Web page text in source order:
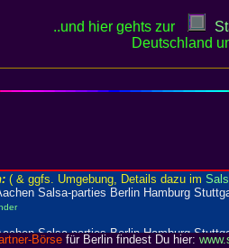
..und hier gehts zur
Deutschland
Börse für Berlin findest Du hier: